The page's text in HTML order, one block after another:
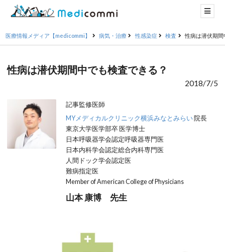
医療情報メディア【medicommi】 病気・治療 性感染症 検査 性病は潜伏期
性病は潜伏期間中でも検査できる？
2018/7/5
記事監修医師
MYメディカルクリニック横浜みなとみらい院長
東京大学医学部卒 医学博士
日本呼吸器学会認定呼吸器専門医
日本内科学会認定総合内科専門医
人間ドック学会認定医
難病指定医
Member of American College of Physicians
山本 康博 先生